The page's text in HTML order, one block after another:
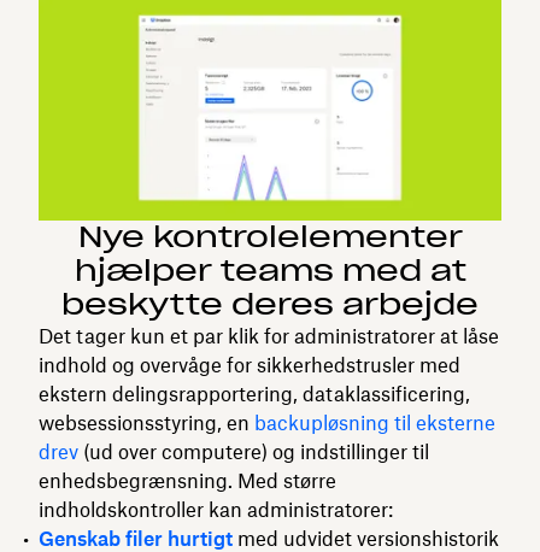
Nye kontrolelementer
hjælper teams med at
beskytte deres arbejde
Det tager kun et par klik for administratorer at låse
indhold og overvåge for sikkerhedstrusler med
ekstern delingsrapportering, dataklassificering,
websessionsstyring, en backupløsning til eksterne
drev (ud over computere) og indstillinger til
enhedsbegrænsning. Med større
indholdskontroller kan administratorer:
Genskab filer hurtigt med udvidet versionshistorik